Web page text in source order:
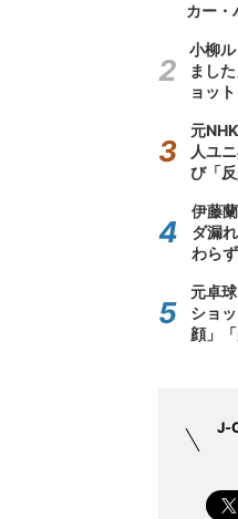
カー・
小柳
まし
ョッ
元
人ユ
び「
伊藤
ダ漏
わら
元卓
ショ
顔」
J-